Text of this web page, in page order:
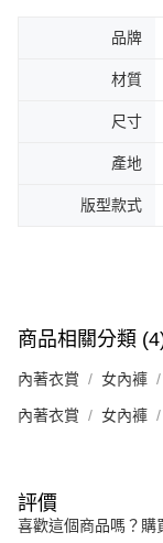
品牌
材質
尺寸
產地
版型款式
商品相關分類
內著衣賞 女內褲
內著衣賞 女內褲
評價
喜歡這個商品嗎？購